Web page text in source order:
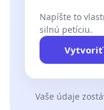
Napíšte to
silnú petíciu.
Vaše údaje